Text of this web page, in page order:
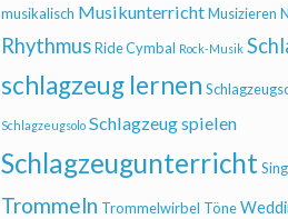
musikalisch MusikunterrichtMusizieren
RhythmusRide Cymbal Rock-Musik
schlagzeug lernen
Schlagzeugsolo Schlagzeug spielen
Schlagzeugunterricht
Trommeln Trommelwirbel Töne